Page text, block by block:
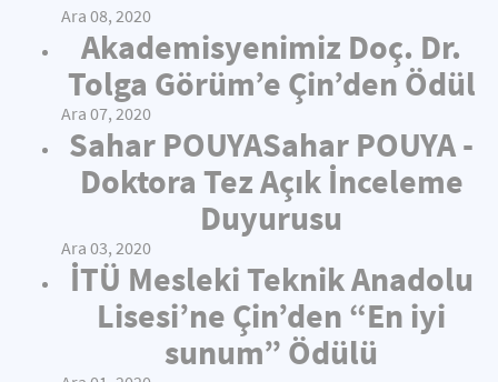
Ara 08, 2020
Akademisyenimiz Doç. Dr.
Tolga Görüm’e Çin’den Ödül
Ara 07, 2020
Sahar POUYASahar POUYA -
Doktora Tez Açık İnceleme
Duyurusu
Ara 03, 2020
İTÜ Mesleki Teknik Anadolu
Lisesi’ne Çin’den “En iyi
sunum” Ödülü